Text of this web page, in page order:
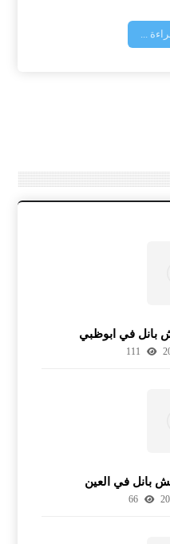
...
بانل في ابوظبي
111
بانل في العين
66